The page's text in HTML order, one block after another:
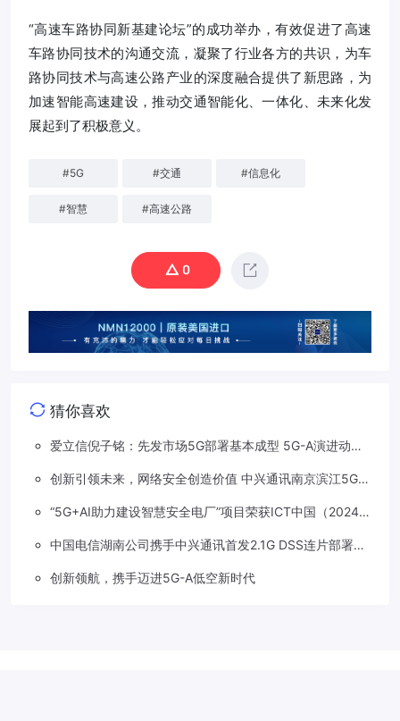
“高速车路协同新基建论坛”的成功举办，有效促进了高速
车路协同技术的沟通交流，凝聚了行业各方的共识，为车
路协同技术与高速公路产业的深度融合提供了新思路，为
加速智能高速建设，推动交通智能化、一体化、未来化发
展起到了积极意义。
#5G #交通 #信息化
#智慧 #高速公路
0
猜你喜欢
爱立信倪子铭：先发市场5G部署基本成型 5G-A演进动能
创新引领未来，网络安全创造价值 中兴通讯南京滨江5G工
“5G+AI助力建设智慧安全电厂”项目荣获ICT中国（2024）
中国电信湖南公司携手中兴通讯首发2.1G DSS连片部署助
创新领航，携手迈进5G-A低空新时代